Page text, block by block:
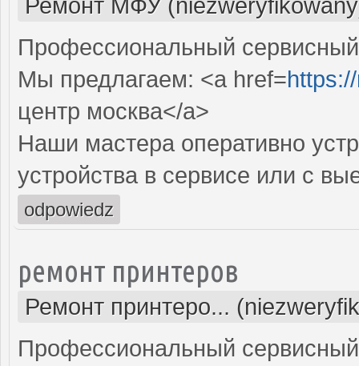
Ремонт МФУ
Профессиональный
Мы предлагаем: <a href=
центр москва</a>
Наши мастера оперативно
устройства в сервисе или с
odpowiedz
ремонт принтеров
Ремонт принтеро...
Профессиональный